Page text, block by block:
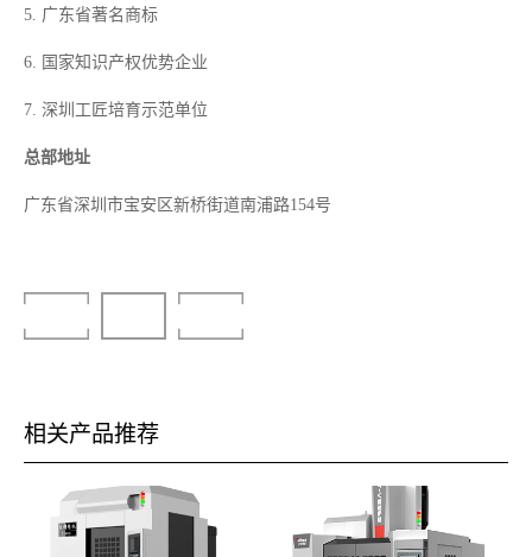
5. 广东省著名商标
6. 国家知识产权优势企业
7. 深圳工匠培育示范单位
总部地址
广东省深圳市宝安区新桥街道南浦路154号
相关产品推荐